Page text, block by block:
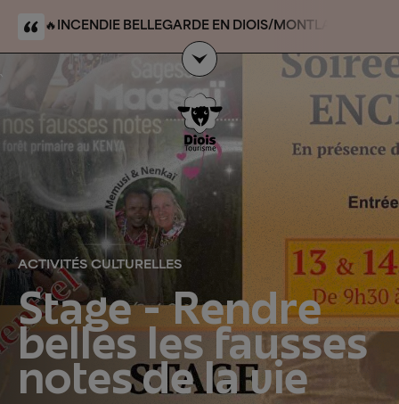
🔥 INCENDIE BELLEGARDE EN DIOIS/MONTLAHUC
massif/forêt domaniale du Claps. Le site du Claps
n’est pas touché par l’événement et reste accessible
ACTIVITÉS CULTURELLES
Stage - Rendre
belles les fausses
notes de la vie